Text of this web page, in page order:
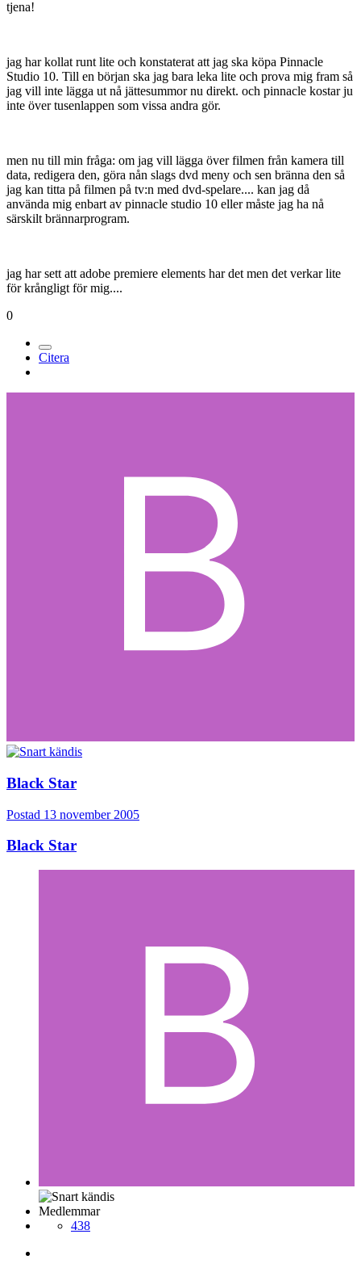
tjena!
jag har kollat runt lite och konstaterat att jag ska köpa Pinnacle
Studio 10. Till en början ska jag bara leka lite och prova mig fram så
jag vill inte lägga ut nå jättesummor nu direkt. och pinnacle kostar ju
inte över tusenlappen som vissa andra gör.
men nu till min fråga: om jag vill lägga över filmen från kamera till
data, redigera den, göra nån slags dvd meny och sen bränna den så
jag kan titta på filmen på tv:n med dvd-spelare.... kan jag då
använda mig enbart av pinnacle studio 10 eller måste jag ha nå
särskilt brännarprogram.
jag har sett att adobe premiere elements har det men det verkar lite
för krångligt för mig....
0
Citera
Black Star
Postad 13 november 2005
Black Star
Medlemmar
438